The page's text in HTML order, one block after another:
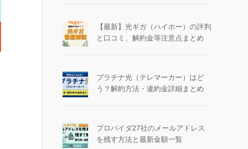
【最新】光ギガ（ハイホー）の評判
と口コミ、解約金等注意点まとめ
プラチナ光（テレマーカー）はど
う？解約方法・違約金詳細まとめ
プロバイダ27社のメールアドレス
を残す方法と最新金額一覧